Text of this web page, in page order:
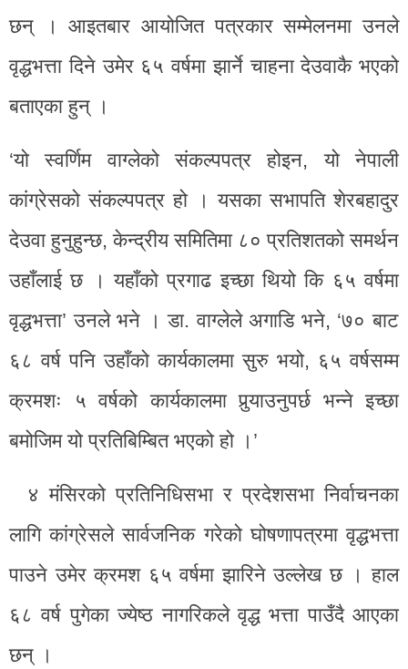
छन् । आइतबार आयोजित पत्रकार सम्मेलनमा उनले
वृद्धभत्ता दिने उमेर ६५ वर्षमा झार्ने चाहना देउवाकै भएको
बताएका हुन् ।
‘यो स्वर्णिम वाग्लेको संकल्पपत्र होइन, यो नेपाली
कांग्रेसको संकल्पपत्र हो । यसका सभापति शेरबहादुर
देउवा हुनुहुन्छ, केन्द्रीय समितिमा ८० प्रतिशतको समर्थन
उहाँलाई छ । यहाँको प्रगाढ इच्छा थियो कि ६५ वर्षमा
वृद्धभत्ता’ उनले भने । डा. वाग्लेले अगाडि भने, ‘७० बाट
६८ वर्ष पनि उहाँको कार्यकालमा सुरु भयो, ६५ वर्षसम्म
क्रमशः ५ वर्षको कार्यकालमा पुर्‍याउनुपर्छ भन्ने इच्छा
बमोजिम यो प्रतिबिम्बित भएको हो ।’
४ मंसिरको प्रतिनिधिसभा र प्रदेशसभा निर्वाचनका
लागि कांग्रेसले सार्वजनिक गरेको घोषणापत्रमा वृद्धभत्ता
पाउने उमेर क्रमश ६५ वर्षमा झारिने उल्लेख छ । हाल
६८ वर्ष पुगेका ज्येष्ठ नागरिकले वृद्ध भत्ता पाउँदै आएका
छन् ।